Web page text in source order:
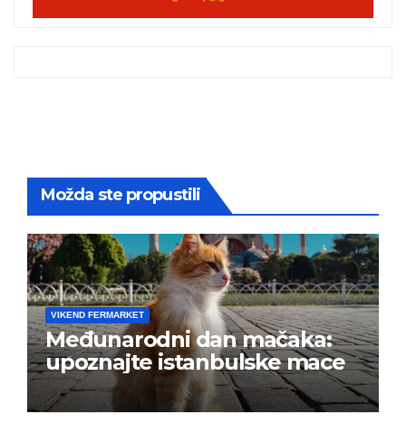
Možda ste propustili
VIKEND FERMARKET
Međunarodni dan mačaka:
upoznajte istanbulske mace